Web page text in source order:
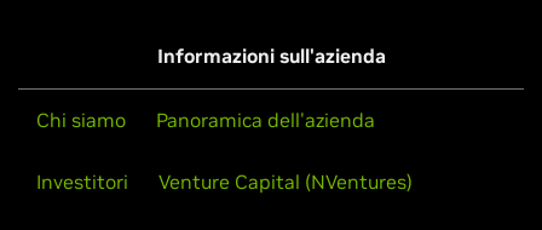
Informazioni sull'azienda
Chi siamo Panoramica dell'azienda
Investitori Venture Capital (NVentures)